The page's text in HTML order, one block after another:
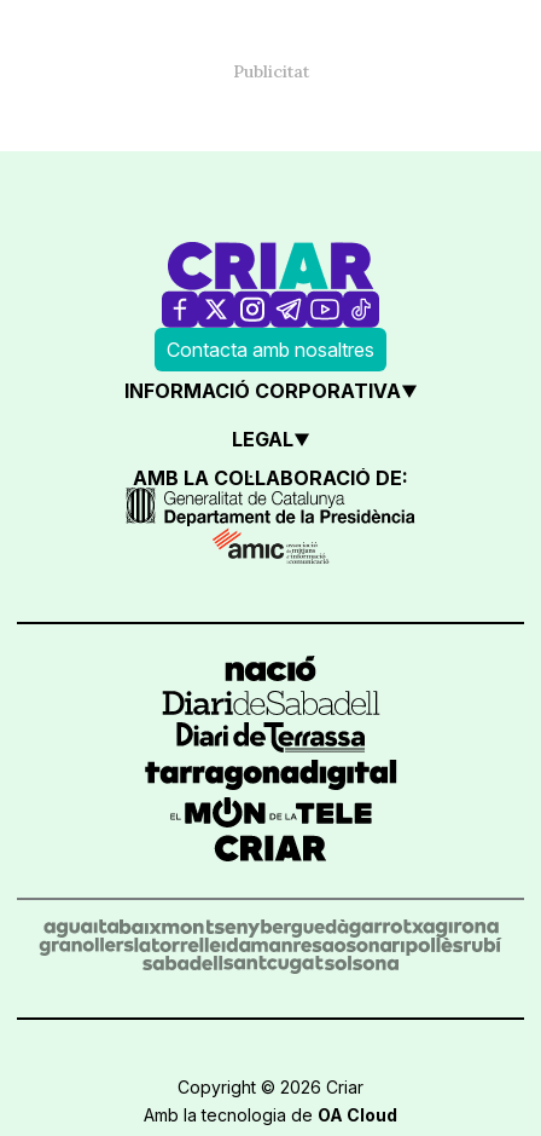
Contacta amb nosaltres
INFORMACIÓ CORPORATIVA
LEGAL
AMB LA COL·LABORACIÓ DE:
Copyright © 2026 Criar
Amb la tecnologia de OA Cloud